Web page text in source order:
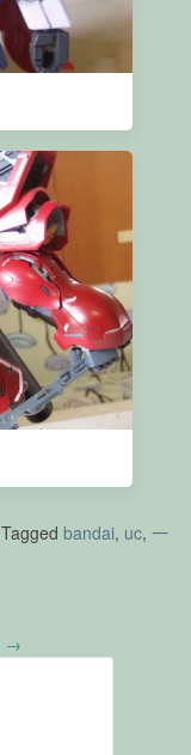
Tagged bandai, uc, 一
→